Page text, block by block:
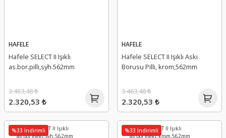
HAFELE
Hafele SELECT II Işıklı
as.bor.pilli,syh.562mm
2.320,53 ₺
3.463,48 ₺
HAFELE
Hafele SELECT II Işıklı Askı
Borusu Pilli, krom,562mm
2.320,53 ₺
3.463,48 ₺
%33 İndirimli %33 İndirimli